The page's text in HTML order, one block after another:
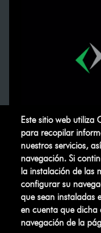
©
reservados
Este sitio web utiliza
para recopilar
nuestros servicios,
navegación. Si
la instalación de las
configurar su
que sean instaladas
en cuenta que dicha
navegación de la